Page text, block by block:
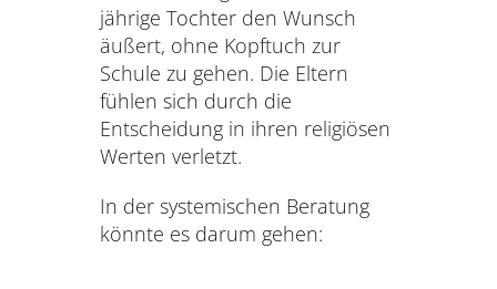
jährige Tochter den Wunsch
äußert, ohne Kopftuch zur
Schule zu gehen. Die Eltern
fühlen sich durch die
Entscheidung in ihren religiösen
Werten verletzt.
In der systemischen Beratung
könnte es darum gehen: